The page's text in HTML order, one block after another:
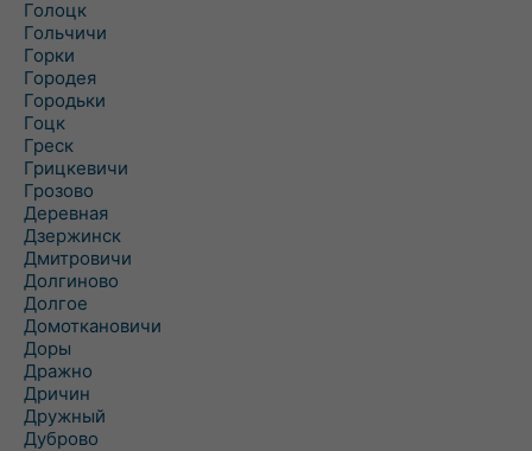
Голоцк
Гольчичи
Горки
Городея
Городьки
Гоцк
Греск
Грицкевичи
Грозово
Деревная
Дзержинск
Дмитровичи
Долгиново
Долгое
Домоткановичи
Доры
Дражно
Дричин
Дружный
Дуброво